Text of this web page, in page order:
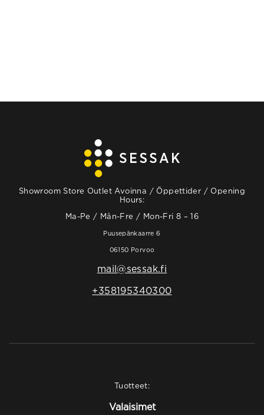
Showroom Store Outlet Avoinna / Öppettider / Opening
Hours:
Ma-Pe / Mån-Fre / Mon-Fri 8 – 16
Puusepänkaarre 6
06150 Porvoo
mail@sessak.fi
+358195340300
Tuotteet:
Valaisimet